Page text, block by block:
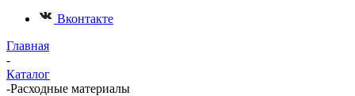
Вконтакте
Главная
-
Каталог
-Расходные материалы